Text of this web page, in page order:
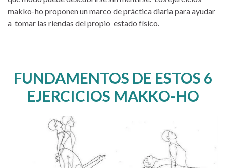
makko-ho proponen un marco de práctica diaria para ayudar
a tomar las riendas del propio estado físico.
FUNDAMENTOS DE ESTOS 6
EJERCICIOS MAKKO-HO